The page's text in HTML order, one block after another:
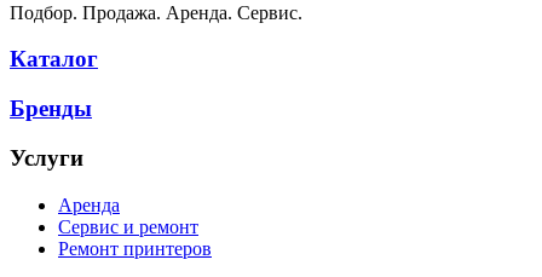
Подбор. Продажа. Аренда. Сервис.
Каталог
Бренды
Услуги
Аренда
Сервис и ремонт
Ремонт принтеров